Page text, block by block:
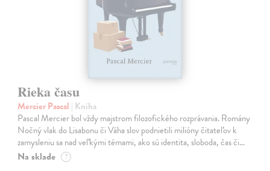
Rieka času
Mercier Pascal | Kniha
Pascal Mercier bol vždy majstrom filozofického rozprávania. Romány
Nočný vlak do Lisabonu či Váha slov podnietili milióny čitateľov k
zamysleniu sa nad veľkými témami, ako sú identita, sloboda, čas či…
Na sklade ?